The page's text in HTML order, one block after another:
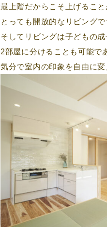
最上階だからこそ上げるこ
とっても開放的なリビングで
そしてリビングは子どもの
2部屋に分けることも可能で
気分で室内の印象を自由に